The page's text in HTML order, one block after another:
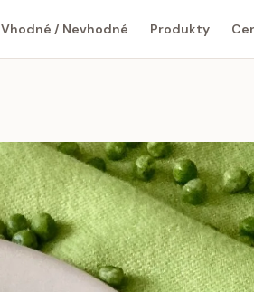
Vhodné / Nevhodné Produkty